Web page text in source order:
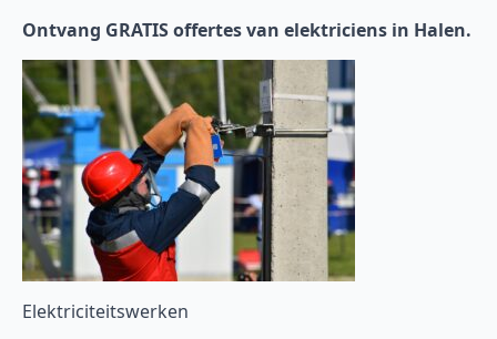
Ontvang GRATIS offertes van elektriciens in Halen.
Elektriciteitswerken